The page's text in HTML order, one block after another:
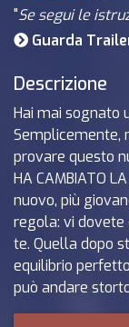
"Se segui le
Guarda
Descrizione
Hai mai sognato
Semplicemente,
provare questo
HA CAMBIATO
nuovo, più
regola: vi dovete
te. Quella dopo
equilibrio
può andare